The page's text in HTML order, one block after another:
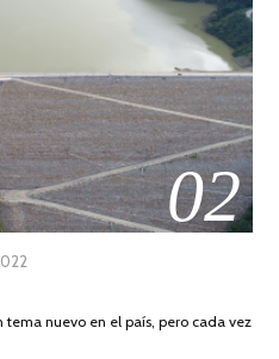
02
DE
tema nuevo en el país, pero cada vez